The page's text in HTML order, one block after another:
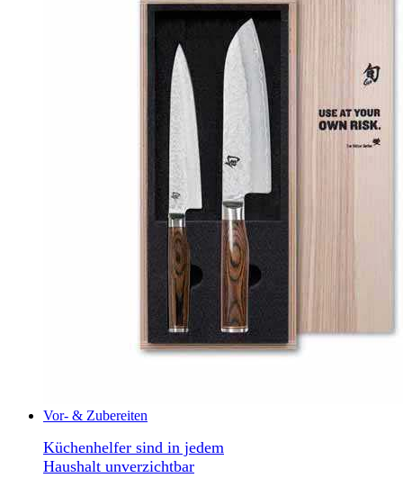
Vor- & Zubereiten
Küchenhelfer sind in jedem
Haushalt unverzichtbar